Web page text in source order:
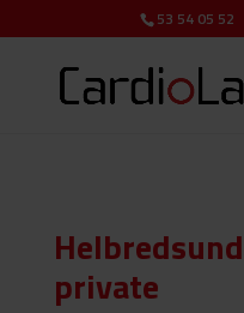
53 54 05 52
private